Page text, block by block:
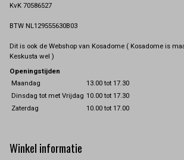
KvK 70586527
BTW NL129555630B03
Dit is ook de Webshop van Kosadome ( Kosadome is
Keskusta wel )
Openingstijden
Maandag
13.00 tot 17.30
Dinsdag tot met Vrijdag 10.00 tot 17.30
Zaterdag
10.00 tot 17.00
Winkel informatie